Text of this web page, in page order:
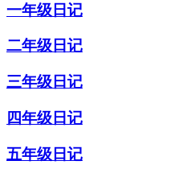
一年级日记
二年级日记
三年级日记
四年级日记
五年级日记